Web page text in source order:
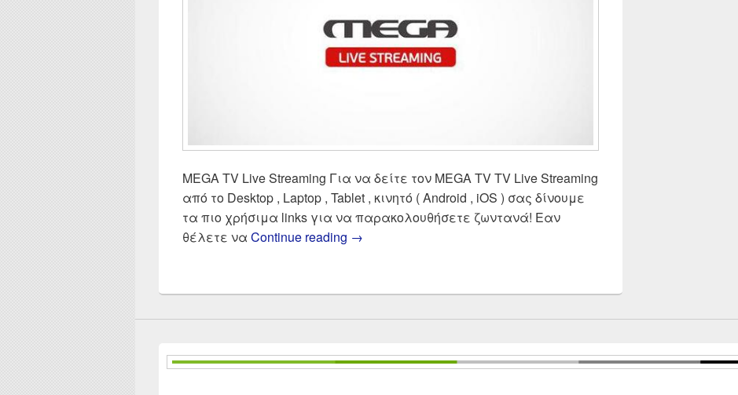
MEGA TV Live Streaming Για να δείτε τον MEGA TV TV Live Streaming
από το Desktop , Laptop , Tablet , κινητό ( Android , iOS ) σας δίνουμε
τα πιο χρήσιμα links για να παρακολουθήσετε ζωντανά! Εαν
θέλετε να Continue reading MEGA TV Live Streaming | Δες ζωντανά Mega τηλεόραση
→